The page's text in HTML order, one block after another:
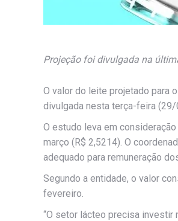
Projeção foi divulgada na
O valor do leite projetado para
divulgada nesta terça-feira (29/
O estudo leva em
março (R$ 2,5214). O
adequado para remuneração
Segundo a entidade, o valor
fevereiro.
“O setor lácteo precisa